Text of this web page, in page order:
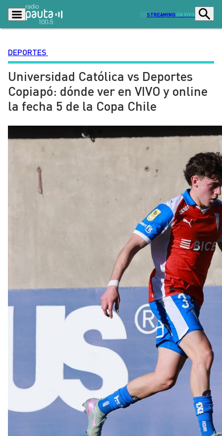
STREAMING EN VIVO
Podcasts Programas
Lo Último Actualidad
Ciudad
Deportes
Entretención y Cultura Opinión
Dato en Pauta Señal 2
DEPORTES
Universidad Católica vs Deportes
Copiapó: dónde ver en VIVO y online
la fecha 5 de la Copa Chile